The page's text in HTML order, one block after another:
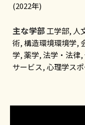
(2022年)
主な学部 工学部, 人
術,構造環境環境学,
学,薬学,法学 ・ 法律,
サービス,心理学ス